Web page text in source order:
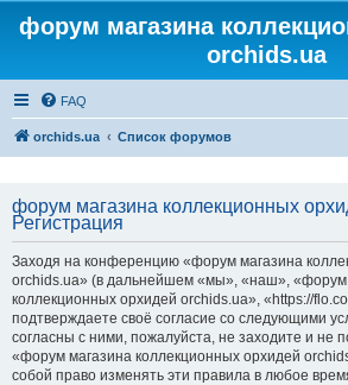
форум магазина
orchids.ua
FAQ
orchids.ua Список форумов
форум магазина коллекционных
Регистрация
Заходя на конференцию «форум магазина
orchids.ua» (в дальнейшем «мы», «наш», «форум
коллекционных орхидей orchids.ua», «https://
подтверждаете своё согласие со следующими
согласны с ними, пожалуйста, не заходите и не
«форум магазина коллекционных орхидей
собой право изменять эти правила в любое